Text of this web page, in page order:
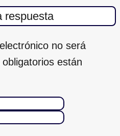
respuesta
no será
están